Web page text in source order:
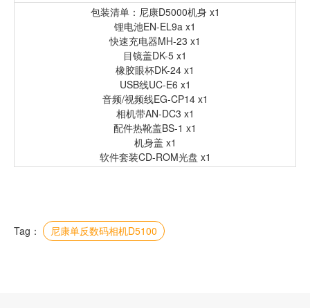
包装清单：尼康D5000机身 x1
锂电池EN-EL9a x1
快速充电器MH-23 x1
目镜盖DK-5 x1
橡胶眼杯DK-24 x1
USB线UC-E6 x1
音频/视频线EG-CP14 x1
相机带AN-DC3 x1
配件热靴盖BS-1 x1
机身盖 x1
软件套装CD-ROM光盘 x1
Tag： 尼康单反数码相机D5100